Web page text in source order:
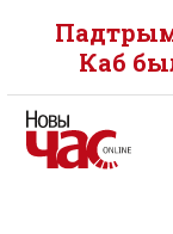
Каб